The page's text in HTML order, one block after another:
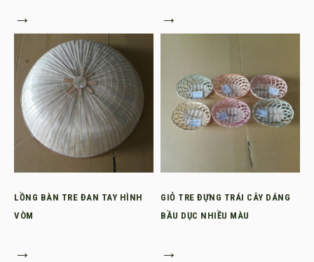
→ →
LỒNG BÀN TRE ĐAN TAY HÌNH
VÒM
→
GIỎ TRE ĐỰNG TRÁI CÂY DÁNG
BẦU DỤC NHIỀU MÀU
→